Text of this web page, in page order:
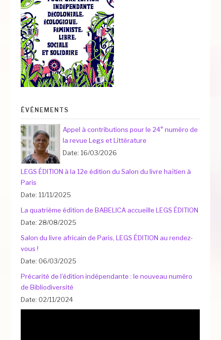
ÉVÉNEMENTS
Appel à contributions pour le 24° numéro de
la revue Legs et Littérature
Date: 16/03/2026
LEGS ÉDITION à la 12e édition du Salon du livre haïtien à
Paris
Date: 11/11/2025
La quatrième édition de BABELICA accueille LEGS ÉDITION
Date: 28/08/2025
Salon du livre africain de Paris, LEGS ÉDITION au rendez-
vous !
Date: 06/03/2025
Précarité de l’édition indépendante : le nouveau numéro
de Bibliodiversité
Date: 02/11/2024